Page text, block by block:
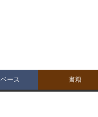
ース 書籍